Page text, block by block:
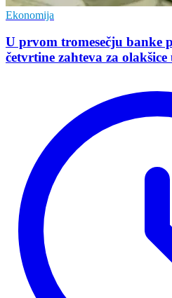
Ekonomija
U prvom tromesečju banke
četvrtine zahteva za